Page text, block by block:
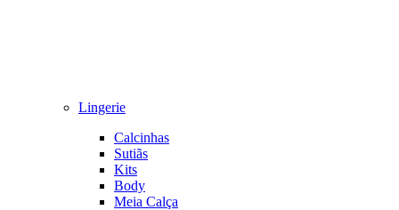
Lingerie
Calcinhas
Sutiãs
Kits
Body
Meia Calça